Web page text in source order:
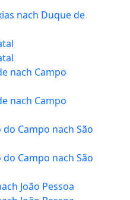
nach Duque de
nach Campo
nach Campo
Campo nach São
Campo nach São
João Pessoa